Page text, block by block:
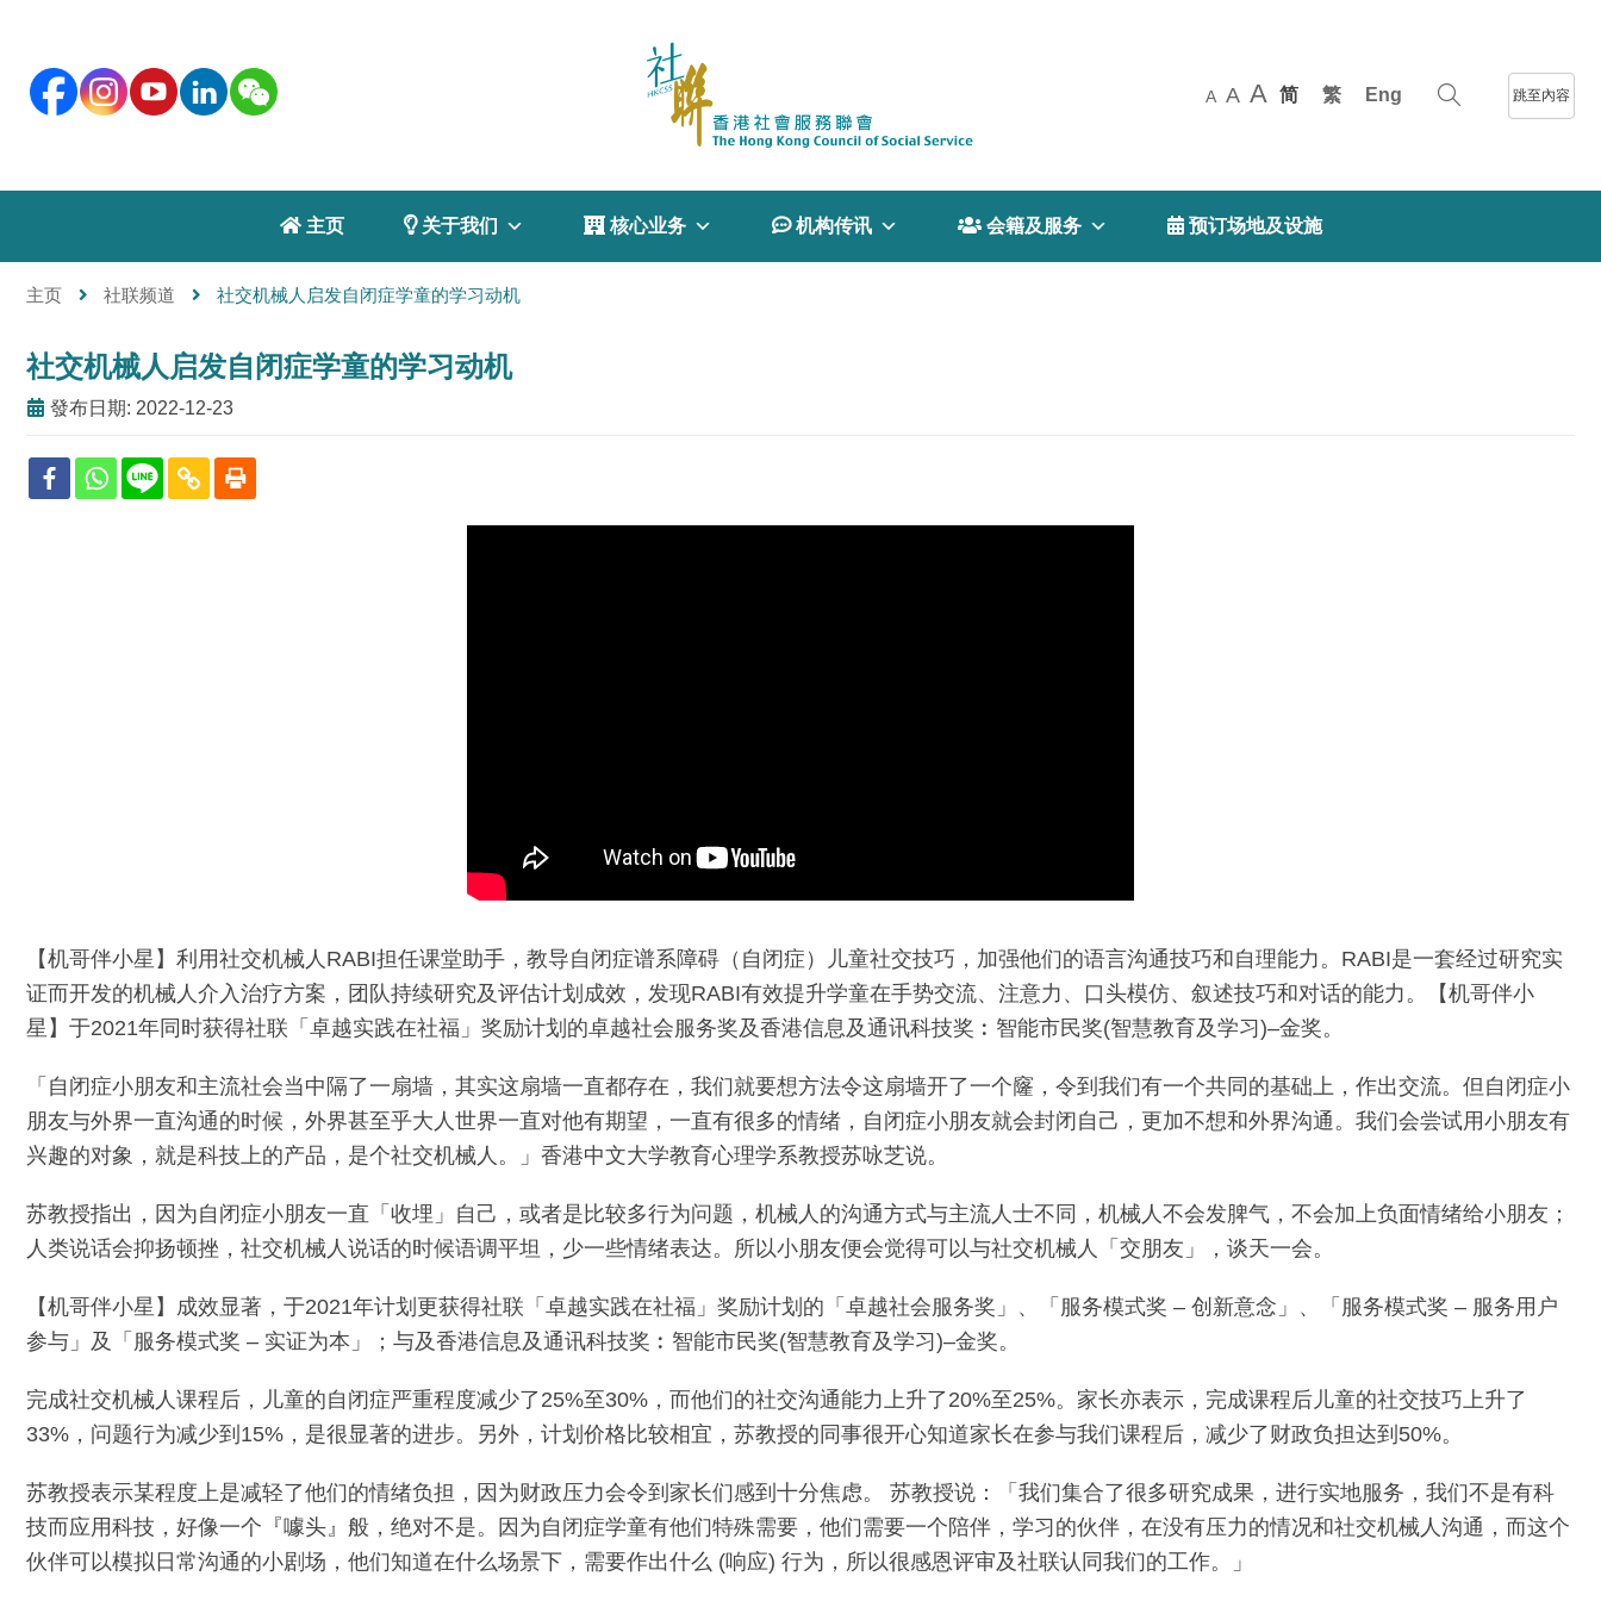
A A A 简 繁 Eng 跳至內容
 主页  关于我们  核心业务  机构传讯  会籍及服务  预订场地及设施
主页 社联频道 社交机械人启发自闭症学童的学习动机
社交机械人启发自闭症学童的学习动机
發布日期: 2022-12-23
【机哥伴小星】利用社交机械人RABI担任课堂助手，教导自闭症谱系障碍（自闭症）儿童社交技巧，加强他们的语言沟通技巧和自理能力。RABI是一套经过研究实
证而开发的机械人介入治疗方案，团队持续研究及评估计划成效，发现RABI有效提升学童在手势交流、注意力、口头模仿、叙述技巧和对话的能力。【机哥伴小
星】于2021年同时获得社联「卓越实践在社福」奖励计划的卓越社会服务奖及香港信息及通讯科技奖︰智能市民奖(智慧教育及学习)–金奖。
「自闭症小朋友和主流社会当中隔了一扇墙，其实这扇墙一直都存在，我们就要想方法令这扇墙开了一个窿，令到我们有一个共同的基础上，作出交流。但自闭症小
朋友与外界一直沟通的时候，外界甚至乎大人世界一直对他有期望，一直有很多的情绪，自闭症小朋友就会封闭自己，更加不想和外界沟通。我们会尝试用小朋友有
兴趣的对象，就是科技上的产品，是个社交机械人。」香港中文大学教育心理学系教授苏咏芝说。
苏教授指出，因为自闭症小朋友一直「收埋」自己，或者是比较多行为问题，机械人的沟通方式与主流人士不同，机械人不会发脾气，不会加上负面情绪给小朋友；
人类说话会抑扬顿挫，社交机械人说话的时候语调平坦，少一些情绪表达。所以小朋友便会觉得可以与社交机械人「交朋友」，谈天一会。
【机哥伴小星】成效显著，于2021年计划更获得社联「卓越实践在社福」奖励计划的「卓越社会服务奖」、「服务模式奖 – 创新意念」、「服务模式奖 – 服务用户
参与」及「服务模式奖 – 实证为本」；与及香港信息及通讯科技奖︰智能市民奖(智慧教育及学习)–金奖。
完成社交机械人课程后，儿童的自闭症严重程度减少了25%至30%，而他们的社交沟通能力上升了20%至25%。家长亦表示，完成课程后儿童的社交技巧上升了
33%，问题行为减少到15%，是很显著的进步。另外，计划价格比较相宜，苏教授的同事很开心知道家长在参与我们课程后，减少了财政负担达到50%。
苏教授表示某程度上是减轻了他们的情绪负担，因为财政压力会令到家长们感到十分焦虑。 苏教授说：「我们集合了很多研究成果，进行实地服务，我们不是有科
技而应用科技，好像一个『噱头』般，绝对不是。因为自闭症学童有他们特殊需要，他们需要一个陪伴，学习的伙伴，在没有压力的情况和社交机械人沟通，而这个
伙伴可以模拟日常沟通的小剧场，他们知道在什么场景下，需要作出什么 (响应) 行为，所以很感恩评审及社联认同我们的工作。」